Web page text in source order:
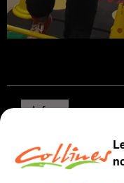
Infos
6 décembre 2022 -
JOURNAL DU MARDI